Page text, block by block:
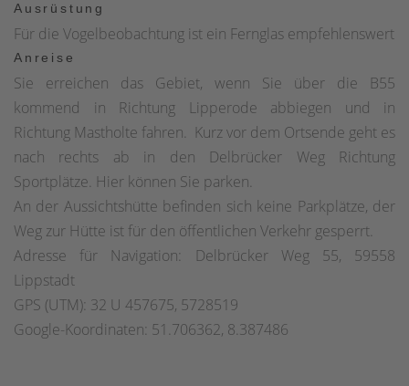
Richtung Osten. Am Feldweg "Zum Freien Stuhl" biegen
Sie links ab Richtung Boker Kanal und folgen diesem durch
den Wald in Richtung Lipperbruch und zurück zum
Delbrücker Weg.
Ausrüstung
Für die Vogelbeobachtung ist ein Fernglas empfehlenswert
Anreise
Sie erreichen das Gebiet, wenn Sie über die B55
kommend in Richtung Lipperode abbiegen und in
Richtung Mastholte fahren. Kurz vor dem Ortsende geht es
nach rechts ab in den Delbrücker Weg Richtung
Sportplätze. Hier können Sie parken.
An der Aussichtshütte befinden sich keine Parkplätze, der
Weg zur Hütte ist für den öffentlichen Verkehr gesperrt.
Adresse für Navigation: Delbrücker Weg 55, 59558
Lippstadt
GPS (UTM): 32 U 457675, 5728519
Google-Koordinaten: 51.706362, 8.387486